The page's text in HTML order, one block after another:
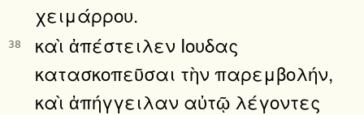
χειμάρρου.
38
καὶ ἀπέστειλεν Ιουδας
κατασκοπεῦσαι τὴν παρεμβολήν,
καὶ ἀπήγγειλαν αὐτῷ λέγοντες